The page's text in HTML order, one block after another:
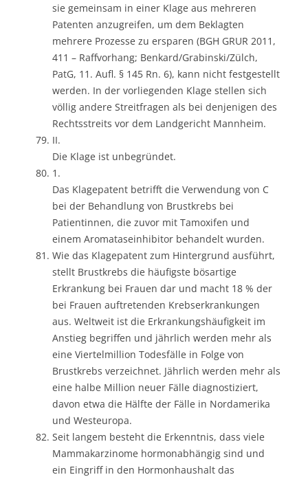
sie gemeinsam in einer Klage aus mehreren
Patenten anzugreifen, um dem Beklagten
mehrere Prozesse zu ersparen (BGH GRUR 2011,
411 – Raffvorhang; Benkard/Grabinski/Zülch,
PatG, 11. Aufl. § 145 Rn. 6), kann nicht festgestellt
werden. In der vorliegenden Klage stellen sich
völlig andere Streitfragen als bei denjenigen des
Rechtsstreits vor dem Landgericht Mannheim.
II.
Die Klage ist unbegründet.
1.
Das Klagepatent betrifft die Verwendung von C
bei der Behandlung von Brustkrebs bei
Patientinnen, die zuvor mit Tamoxifen und
einem Aromataseinhibitor behandelt wurden.
Wie das Klagepatent zum Hintergrund ausführt,
stellt Brustkrebs die häufigste bösartige
Erkrankung bei Frauen dar und macht 18 % der
bei Frauen auftretenden Krebserkrankungen
aus. Weltweit ist die Erkrankungshäufigkeit im
Anstieg begriffen und jährlich werden mehr als
eine Viertelmillion Todesfälle in Folge von
Brustkrebs verzeichnet. Jährlich werden mehr als
eine halbe Million neuer Fälle diagnostiziert,
davon etwa die Hälfte der Fälle in Nordamerika
und Westeuropa.
Seit langem besteht die Erkenntnis, dass viele
Mammakarzinome hormonabhängig sind und
ein Eingriff in den Hormonhaushalt das